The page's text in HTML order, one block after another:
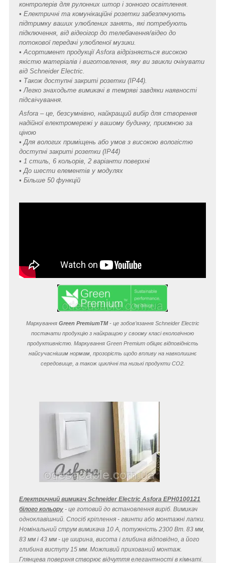
контролерів для рулонних штор і зонного освітлення.
• Електричні та комунікаційні розетки забезпечують
підтримку ваших улюблених занять, які потребують
підключення, від відеоігор до телебачення/відео до
потокової передачі улюбленої музики.
• Асортимент продукції Asfora відрізняється високою
якістю матеріалів і виготовлення, яку ви звикли очікувати
від Schneider Electric.
• Також доступні закриті розетки (IP44).
• Легко знаходьте вимикачі в темряві завдяки наявності
підсвічування.
Asfora – це, безсумнівно, найкращий вибір для створення
надійної електромережі у вашому будинку, приємною за
ціною
• Для вологих приміщень або умов з високою вологістю
доступні закриті розетки (IP44)
• 1 стиль, 6 кольорів, 2 варіанти поверхні
• До шести елементів у модулях
• Більше 50 функцій
Маркування Green PremiumTM- це зобов’язання Schneider Electric
постачати продукцію з найкращою у своєму класі екологічною
продуктивністю. Маркування Green Premium обіцяє відповідність
найсучаснішим нормам, прозорість щодо впливу на навколишнє
середовище, а також циклічні та низькі продукти CO2.
Електричний вимикач Schneider Electric Asfora EPH0100121
білого кольору - це готовий до встановлення виріб. Вимикач
одноклавішний. Спосіб кріплення - гвинти або монтажні лапки.
Номінальний струм вимикача 10 A, потужність 2300 Вт. 83 мм,
83 мм і 43 мм - це ширина, висота і глибина відповідно, а його
глибина виступу 15 мм. Можливий прихований монтаж.
Глянцева поверхня створює відчуття елегантності в кімнаті.